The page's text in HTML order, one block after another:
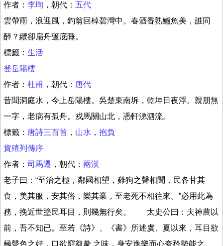
作者： 李珣 ，朝代： 五代
雲帶雨，浪迎風，釣翁回棹碧灣中。春酒香熟鱸魚美，誰同
醉？纜卻扁舟篷底睡。
標籤： 生活
登岳陽樓
作者： 杜甫 ，朝代： 唐代
昔聞洞庭水，今上岳陽樓。吳楚東南坼，乾坤日夜浮。親朋無
一字，老病有孤舟。戎馬關山北，憑軒涕泗流。
標籤： 唐詩三百首 ， 山水 ， 抱負
貨殖列傳序
作者： 司馬遷 ，朝代： 兩漢
老子曰：“至治之極，鄰國相望，雞狗之聲相聞，民各甘其
食，美其服，安其俗，樂其業，至老死不相往來。”必用此為
務，挽近世塗民耳目，則幾無行矣。 太史公曰：夫神農以
前，吾不知已。至若《詩》、《書》所述虞、夏以來，耳目欲
極聲色之好，口欲窮芻豢 之味，身安逸樂而心夸矜勢能之